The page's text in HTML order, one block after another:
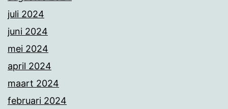
juli 2024
juni 2024
mei 2024
april 2024
maart 2024
februari 2024